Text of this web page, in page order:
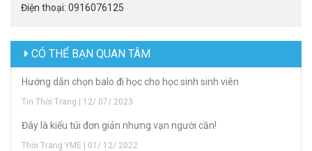
Điện thoại: 0916076125
CÓ THỂ BẠN QUAN TÂM
Hướng dẫn chọn balo đi học cho học sinh sinh viên
Tin Thời Trang | 12/ 07/ 2023
Đây là kiểu túi đơn giản nhưng vạn người cần!
Thời Trang YME | 01/ 12/ 2022